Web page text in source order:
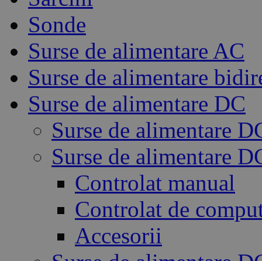
Sonde
Surse de alimentare AC
Surse de alimentare
Surse de alimentare DC
Surse de alimentare
Surse de alimentare
Controlat manual
Controlat de
Accesorii